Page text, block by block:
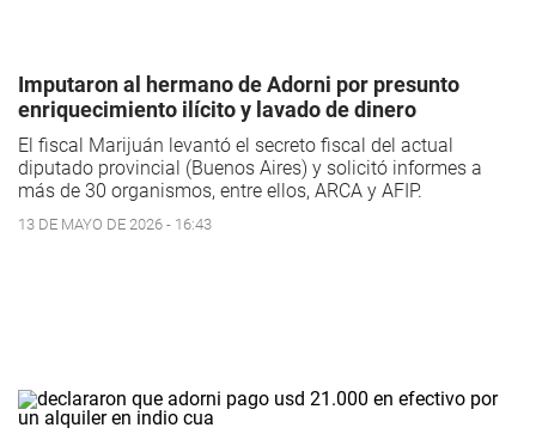
Imputaron al hermano de Adorni por presunto
enriquecimiento ilícito y lavado de dinero
El fiscal Marijuán levantó el secreto fiscal del actual
diputado provincial (Buenos Aires) y solicitó informes a
más de 30 organismos, entre ellos, ARCA y AFIP.
13 DE MAYO DE 2026 - 16:43